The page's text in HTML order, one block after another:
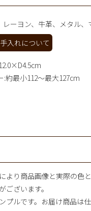
レーヨン、牛革、メタル、
入れについて
:約最小112～最大127cm
より商品画像と実際の色
ございます。
プルです。お届け商品は